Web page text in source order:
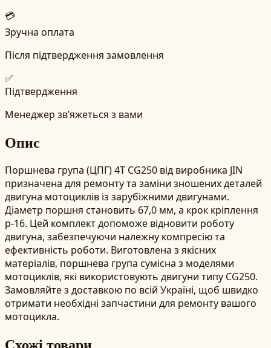
💳
Зручна оплата
Після підтвердження замовлення
✅
Підтвердження
Менеджер зв’яжеться з вами
Опис
Поршнева група (ЦПГ) 4T CG250 від виробника JIN
призначена для ремонту та заміни зношених деталей
двигуна мотоциклів із зарубіжними двигунами.
Діаметр поршня становить 67,0 мм, а крок кріплення
p-16. Цей комплект допоможе відновити роботу
двигуна, забезпечуючи належну компресію та
ефективність роботи. Виготовлена з якісних
матеріалів, поршнева група сумісна з моделями
мотоциклів, які використовують двигуни типу CG250.
Замовляйте з доставкою по всій Україні, щоб швидко
отримати необхідні запчастини для ремонту вашого
мотоцикла.